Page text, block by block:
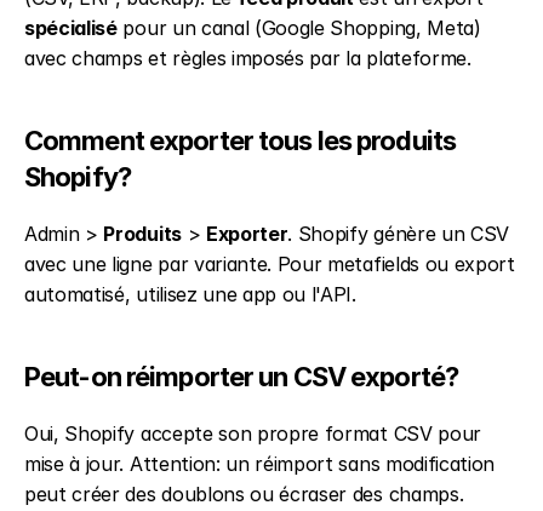
spécialisé pour un canal (Google Shopping, Meta)
avec champs et règles imposés par la plateforme.
Comment exporter tous les produits
Shopify?
Admin > Produits > Exporter. Shopify génère un CSV
avec une ligne par variante. Pour metafields ou export
automatisé, utilisez une app ou l'API.
Peut-on réimporter un CSV exporté?
Oui, Shopify accepte son propre format CSV pour
mise à jour. Attention: un réimport sans modification
peut créer des doublons ou écraser des champs.